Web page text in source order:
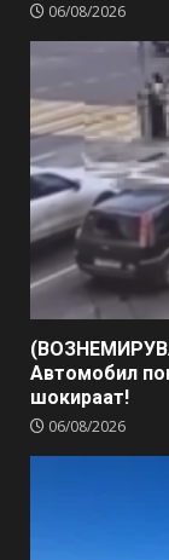
06/08/2026
Автомобил
шокираат!
06/08/2026